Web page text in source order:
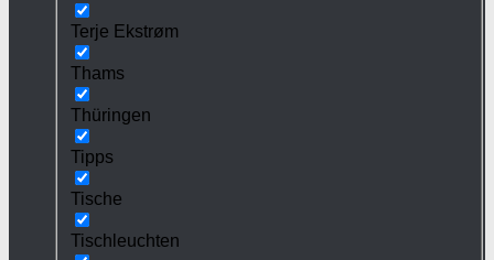
Terje Ekstrøm
Thams
Thüringen
Tipps
Tische
Tischleuchten